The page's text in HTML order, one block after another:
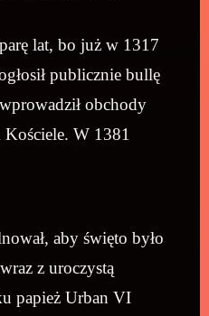
lat, bo już w 1317
publicznie bullę
obchody
Kościele. W 1381
aby święto było
z uroczystą
papież Urban VI